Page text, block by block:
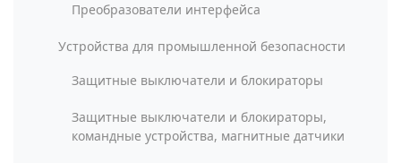
Преобразователи интерфейса
Устройства для промышленной безопасности
Защитные выключатели и блокираторы
Защитные выключатели и блокираторы,
командные устройства, магнитные датчики